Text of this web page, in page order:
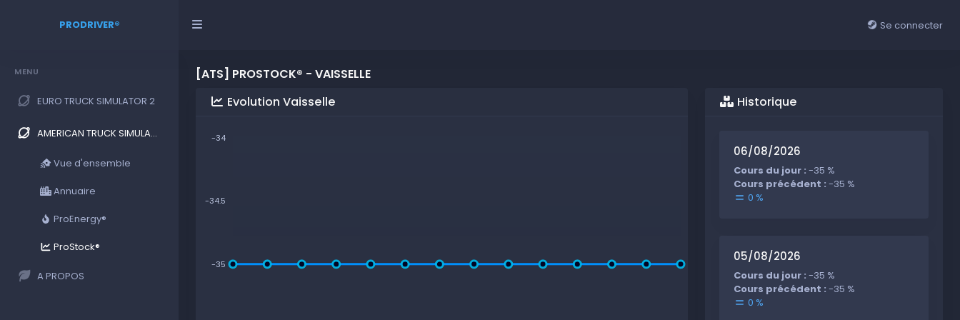
PRODRIVER® Se connecter
MENU
EURO TRUCK SIMULATOR 2
AMERICAN TRUCK SIMULATOR
Vue d'ensemble
Annuaire
ProEnergy®
ProStock®
A PROPOS
[ATS] PROSTOCK® - VAISSELLE
Evolution Vaisselle
-34
-34.5
-35
Historique
06/08/2026
Cours du jour :-35 %
Cours précédent :-35 %
0 %
05/08/2026
Cours du jour :-35 %
Cours précédent :-35 %
0 %